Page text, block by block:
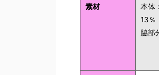
素材
本体
13％
脇部